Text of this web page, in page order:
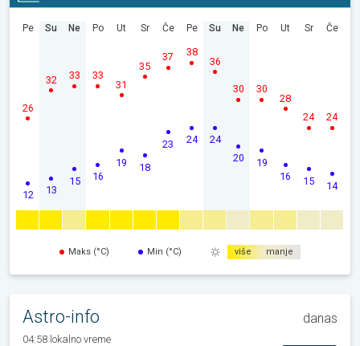
Pe
12
26
Su
13
32
Ne
15
33
Po
16
33
Ut
19
31
Sr
18
35
Če
23
37
Pe
24
38
Su
24
36
Ne
20
30
Po
19
30
Ut
16
28
Sr
15
24
Če
14
24
Maks (°C) Min (°C) više manje
Astro-info danas
04:58 lokalno vreme